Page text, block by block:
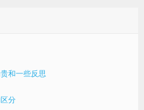
和一些反思
分